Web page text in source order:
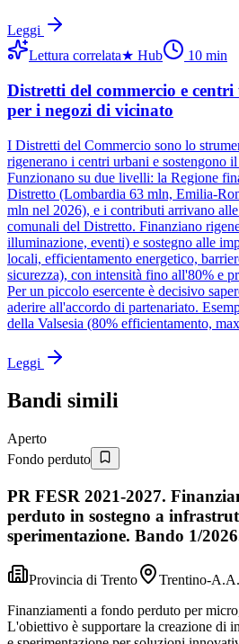
Leggi
Lettura correlata★ Hub 10 min
Distretti del commercio e
per i negozi di vicinato
I Distretti del Commercio sono lo
rigenerano i centri urbani e sostengono
Funzionano su due livelli: la Regione
Distretto (Lombardia 63 mln, Emilia-
mln nel 2026), e i contributi arrivano
comunali del Distretto. Finanziano
illuminazione, eventi) e sostegno alle
locali, efficientamento energetico,
sicurezza), con intensità fino all'80% e
Per un piccolo esercente è decisivo
aderire all'accordo di partenariato.
della Valsesia (80% efficientamento,
Leggi
Bandi simili
Aperto
Fondo perduto
PR FESR 2021-2027.
perduto in sostegno a
sperimentazione. Bando 1/
Provincia di Trento
Trentino-A.A.
Finanziamenti a fondo perduto per
L'obiettivo è supportare la creazione di